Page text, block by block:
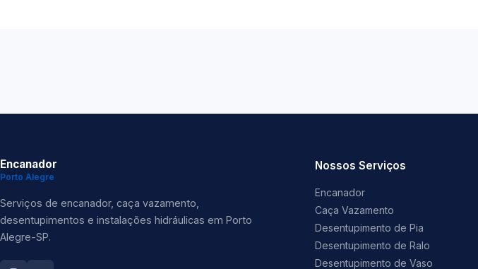
Encanador
Porto Alegre
Serviços de encanador, caça vazamento,
desentupimentos e instalações hidráulicas em Porto
Alegre-SP.
Nossos Serviços
Encanador
Caça Vazamento
Desentupimento de Pia
Desentupimento de Ralo
Desentupimento de Vaso